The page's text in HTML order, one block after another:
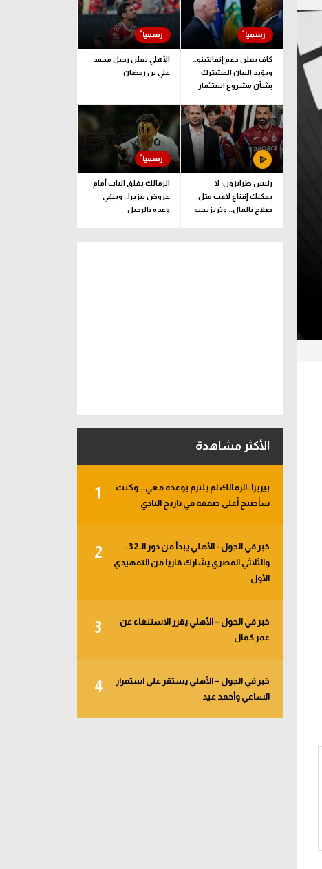
كاف يعلن دعم إنفانتينو..
ويؤيد البيان المشترك
بشأن مشروع استثمار
الأهلي يعلن رحيل محمد
علي بن رمضان
رئيس طرابزون: لا
يمكنك إقناع لاعب مثل
صلاح بالمال.. وتريزيجيه
الزمالك يغلق الباب أمام
عروض بيزيرا.. وينفي
وعده بالرحيل
الأكثر مشاهدة
1
بيزيرا: الزمالك لم يلتزم بوعده معي.. وكنت
سأصبح أغلى صفقة في تاريخ النادي
2
خبر في الجول - الأهلي يبدأ من دور الـ 32..
والثلاثي المصري يشارك قاريا من التمهيدي
الأول
3
خبر في الجول – الأهلي يقرر الاستنغاء عن
عمر كمال
4
خبر في الجول – الأهلي يستقر على استمرار
الساعي وأحمد عيد